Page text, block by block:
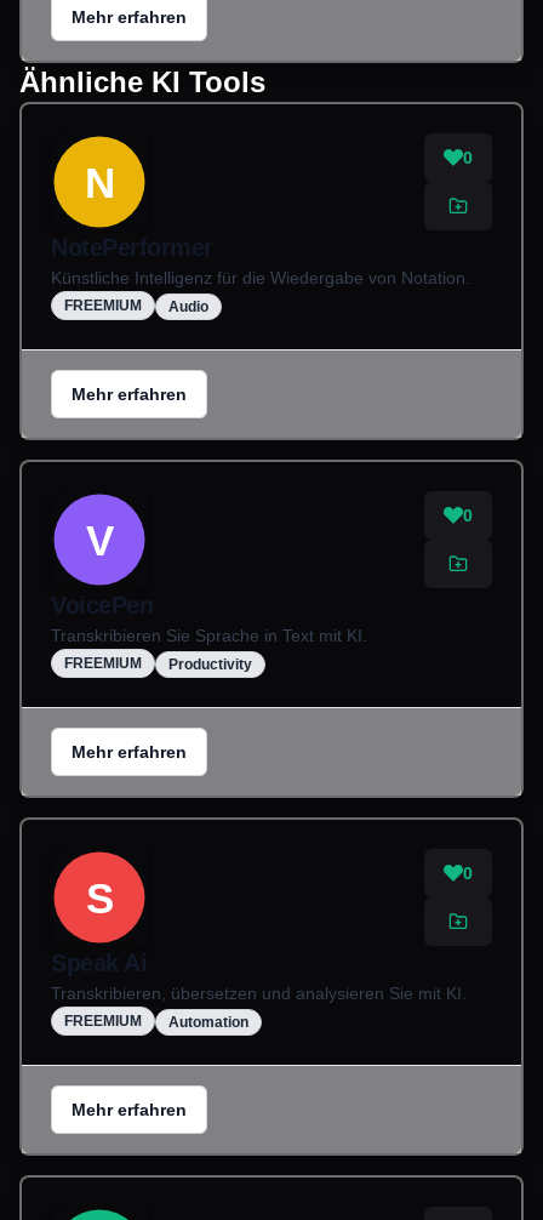
Mehr erfahren
Ähnliche KI Tools
N
0
NotePerformer
Künstliche Intelligenz für die Wiedergabe von Notation.
FREEMIUM Audio
Mehr erfahren
V
0
VoicePen
Transkribieren Sie Sprache in Text mit KI.
FREEMIUM Productivity
Mehr erfahren
S
0
Speak Ai
Transkribieren, übersetzen und analysieren Sie mit KI.
FREEMIUM Automation
Mehr erfahren